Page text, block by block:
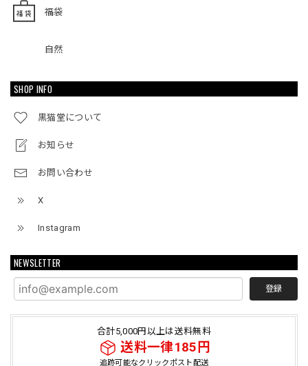
福袋
自然
SHOP INFO
黒猫堂について
お知らせ
お問い合わせ
X
Instagram
NEWSLETTER
登録
合計5,000円以上は送料無料
送料一律185円
追跡可能なクリックポスト配送